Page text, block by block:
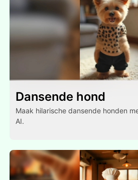
Dansende hond
Maak hilarische dansende honden
AI.